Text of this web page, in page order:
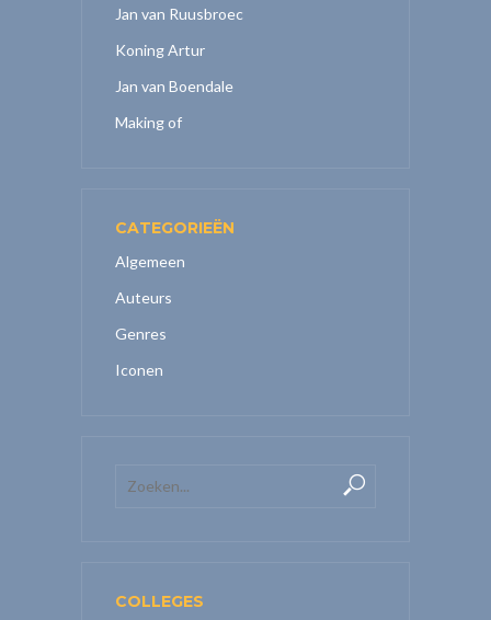
Jan van Ruusbroec
Koning Artur
Jan van Boendale
Making of
CATEGORIEËN
Algemeen
Auteurs
Genres
Iconen
COLLEGES